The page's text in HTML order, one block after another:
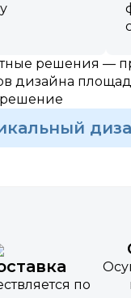
решения —
дизайна
по